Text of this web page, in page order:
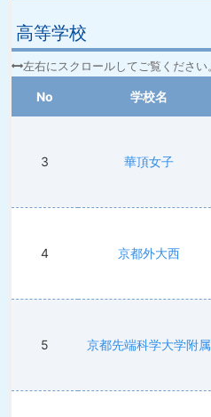
高等学校
No 学校名
3 華頂女子
4 京都外大西
5 京都先端科学大学附属